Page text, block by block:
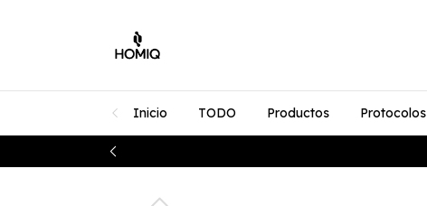
Inicio TODO Productos Protocolos